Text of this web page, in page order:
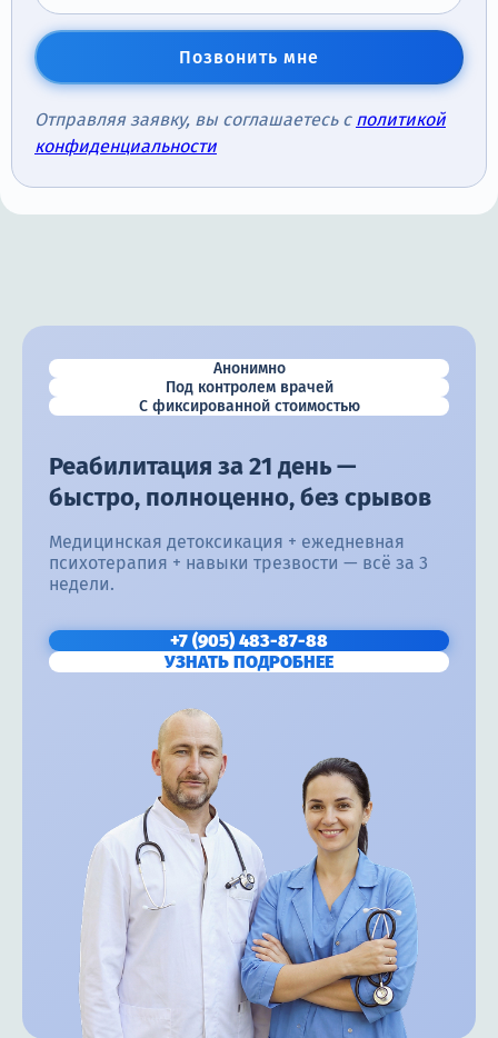
Позвонить мне
Отправляя заявку, вы соглашаетесь с политикой
конфиденциальности
Анонимно
Под контролем врачей
С фиксированной стоимостью
Реабилитация за 21 день —
быстро, полноценно, без срывов
Медицинская детоксикация + ежедневная
психотерапия + навыки трезвости — всё за 3
недели.
+7 (905) 483-87-88
УЗНАТЬ ПОДРОБНЕЕ